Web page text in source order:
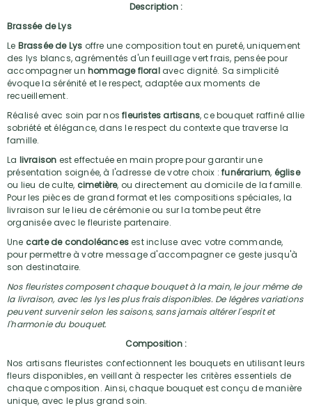
Description :
Brassée de Lys
Le Brassée de Lys offre une composition tout en pureté, uniquement
des lys blancs, agrémentés d'un feuillage vert frais, pensée pour
accompagner un hommage floralavec dignité. Sa simplicité
évoque la sérénité et le respect, adaptée aux moments de
recueillement.
Réalisé avec soin par nosfleuristes artisans, ce bouquet raffiné allie
sobriété et élégance, dans le respect du contexte que traverse la
famille.
La livraison est effectuée en main propre pour garantir une
présentation soignée, à l'adresse de votre choix :funérarium, église
ou lieu de culte, cimetière, ou directement au domicile de la famille.
Pour les pièces de grand format et les compositions spéciales, la
livraison sur le lieu de cérémonie ou sur la tombe peut être
organisée avec le fleuriste partenaire.
Une carte de condoléancesest incluse avec votre commande,
pour permettre à votre message d'accompagner ce geste jusqu'à
son destinataire.
Nos fleuristes composent chaque bouquet à la main, le jour même de
la livraison, avec les lys les plus frais disponibles. De légères variations
peuvent survenir selon les saisons, sans jamais altérer l'esprit et
l'harmonie du bouquet.
Composition :
Nos artisans fleuristes confectionnent les bouquets en utilisant leurs
fleurs disponibles, en veillant à respecter les critères essentiels de
chaque composition. Ainsi, chaque bouquet est conçu de manière
unique, avec le plus grand soin.